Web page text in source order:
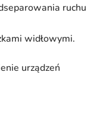
ruchu
widłowymi.
urządzeń